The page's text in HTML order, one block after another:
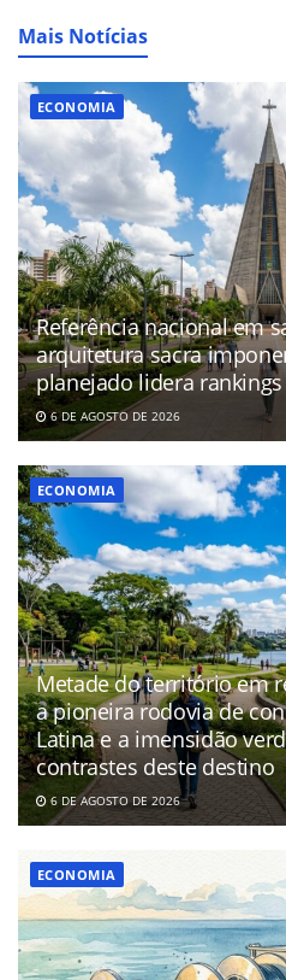
Mais Notícias
ECONOMIA
Referência nacional em
arquitetura sacra
planejado lidera
6 DE AGOSTO DE 2026
ECONOMIA
Metade do território em
a pioneira rodovia de
Latina e a imensidão
contrastes deste destino
6 DE AGOSTO DE 2026
ECONOMIA